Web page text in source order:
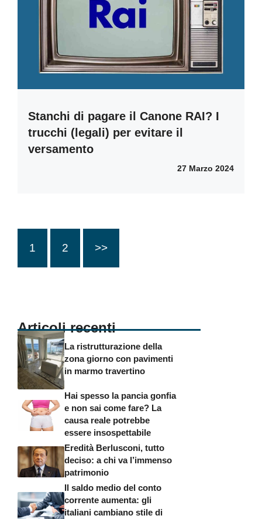
Stanchi di pagare il Canone RAI? I
trucchi (legali) per evitare il
versamento
27 Marzo 2024
1 2 >>
Articoli recenti
La ristrutturazione della
zona giorno con pavimenti
in marmo travertino
Hai spesso la pancia gonfia
e non sai come fare? La
causa reale potrebbe
essere insospettabile
Eredità Berlusconi, tutto
deciso: a chi va l’immenso
patrimonio
Il saldo medio del conto
corrente aumenta: gli
italiani cambiano stile di